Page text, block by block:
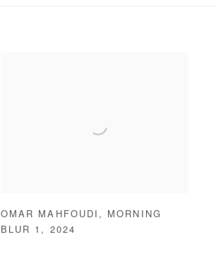
OMAR MAHFOUDI , MORNING
BLUR 1 , 2024